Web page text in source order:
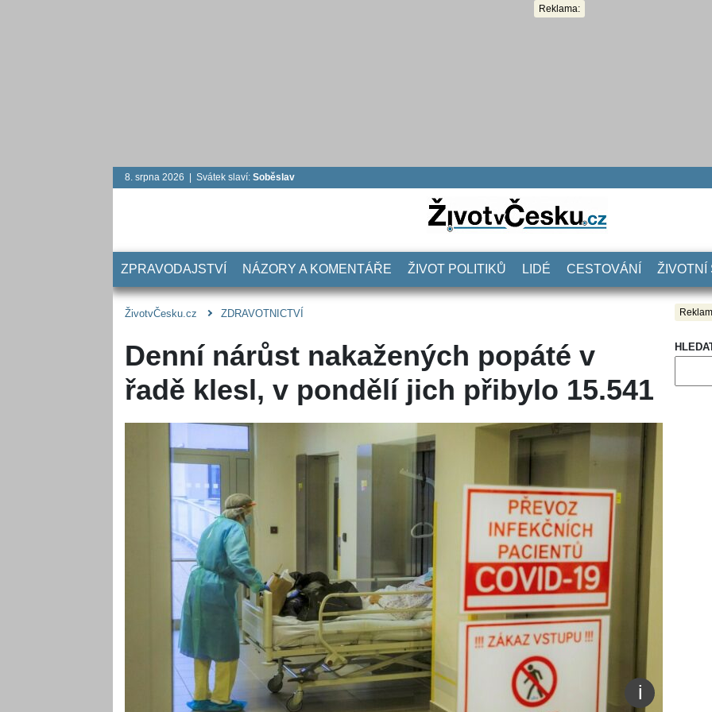
Reklama:
8. srpna 2026 | Svátek slaví: Soběslav
ZPRAVODAJSTVÍ NÁZORY A KOMENTÁŘE ŽIVOT POLITIKŮ LIDÉ CESTOVÁNÍ ŽIVOTNÍ
ŽivotvČesku.cz ZDRAVOTNICTVÍ
Denní nárůst nakažených popáté v
řadě klesl, v pondělí jich přibylo 15.541